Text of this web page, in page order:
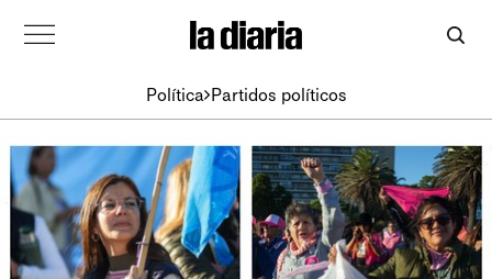
Política Partidos políticos